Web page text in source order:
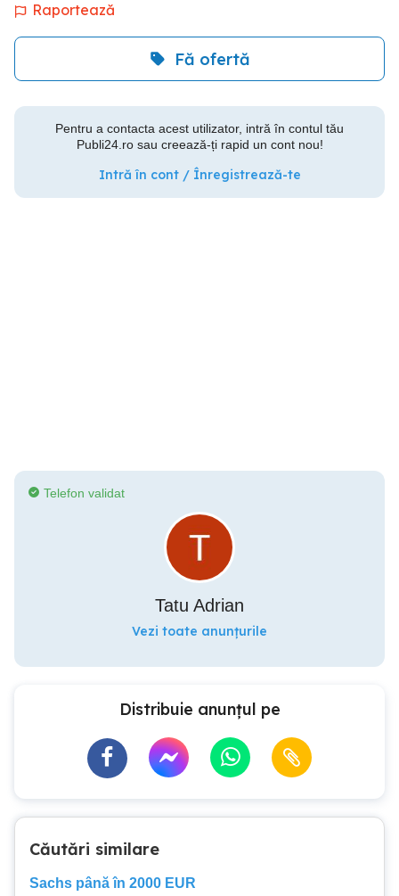
Raportează
Fă ofertă
Pentru a contacta acest utilizator, intră în contul tău
Publi24.ro sau creează-ți rapid un cont nou!
Intră în cont / Înregistrează-te
Telefon validat
Tatu Adrian
Vezi toate anunțurile
Distribuie anunțul pe
Căutări similare
Sachs până în 2000 EUR